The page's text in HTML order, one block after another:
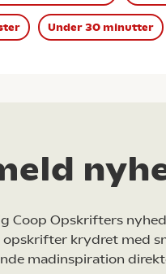
Under 30 minutter
Coop Opskrifters
krydret med
madinspiration